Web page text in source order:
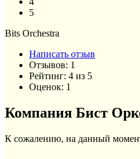
5
Bits Orchestra
Написать отзыв
Отзывов: 1
Рейтинг: 4 из 5
Оценок: 1
Компания Бист
К сожалению, на данный